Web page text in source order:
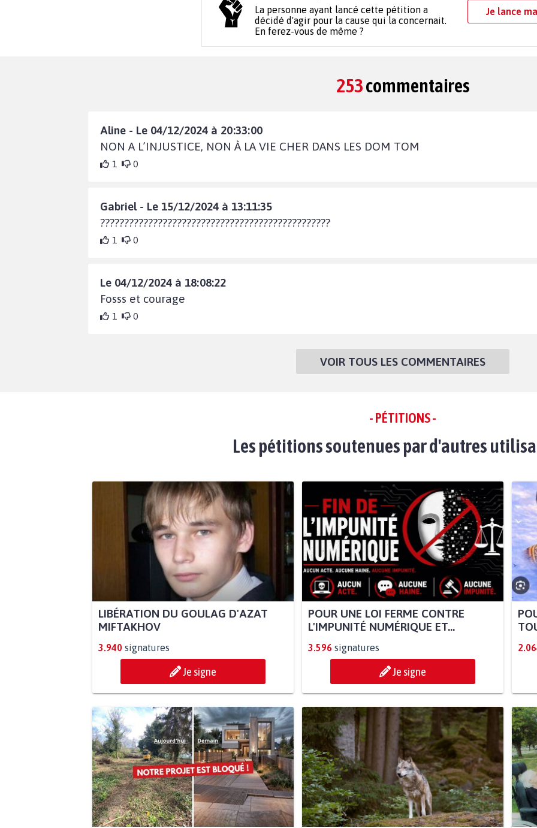
La personne ayant lancé cette pétition a
décidé d'agir pour la cause qui la concernait.
En ferez-vous de même ?
Je lance
253commentaires
Aline - Le 04/12/2024 à 20:33:00
NON A L’INJUSTICE, NON À LA VIE CHER DANS LES DOM TOM
1 0
Gabriel - Le 15/12/2024 à 13:11:35
????????????????????????????????????????????????
1 0
Le 04/12/2024 à 18:08:22
Fosss et courage
1 0
VOIR TOUS LES COMMENTAIRES
- PÉTITIONS -
Les pétitions soutenues par d'autres
LIBÉRATION DU GOULAG D'AZAT
MIFTAKHOV
3.940 signatures
Je signe
POUR UNE LOI FERME CONTRE
L'IMPUNITÉ NUMÉRIQUE ET...
3.596 signatures
Je signe